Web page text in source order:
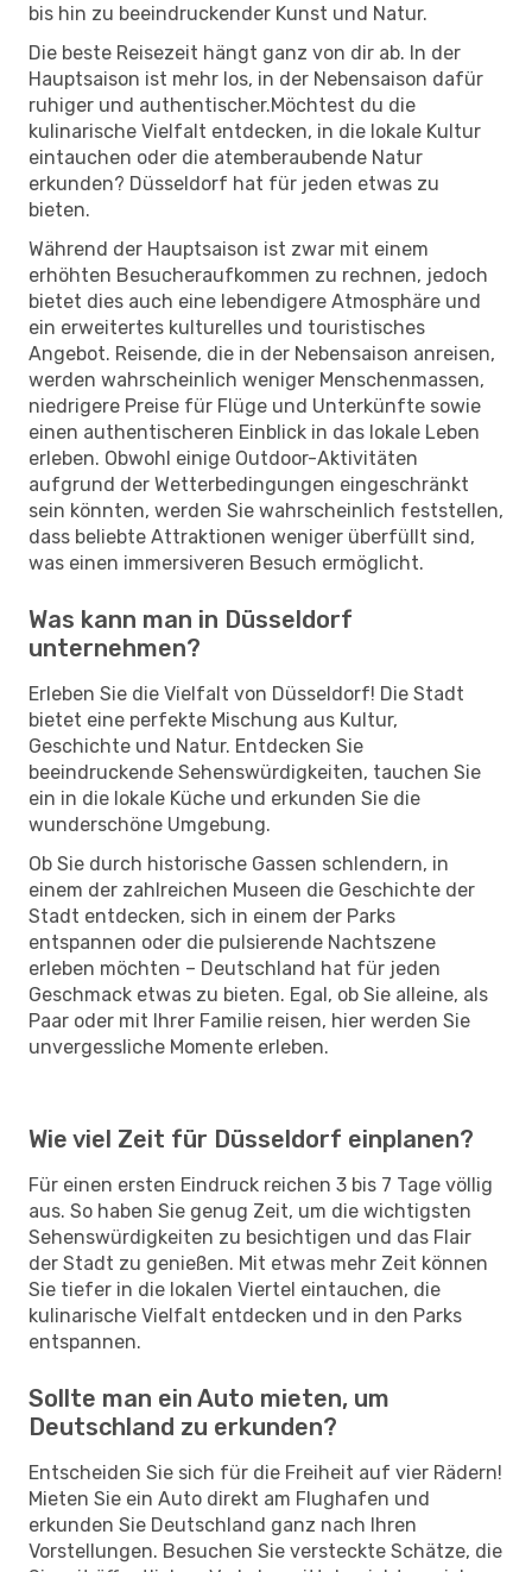
bis hin zu beeindruckender Kunst und Natur.
Die beste Reisezeit hängt ganz von dir ab. In der
Hauptsaison ist mehr los, in der Nebensaison dafür
ruhiger und authentischer.Möchtest du die
kulinarische Vielfalt entdecken, in die lokale Kultur
eintauchen oder die atemberaubende Natur
erkunden? Düsseldorf hat für jeden etwas zu
bieten.
Während der Hauptsaison ist zwar mit einem
erhöhten Besucheraufkommen zu rechnen, jedoch
bietet dies auch eine lebendigere Atmosphäre und
ein erweitertes kulturelles und touristisches
Angebot. Reisende, die in der Nebensaison anreisen,
werden wahrscheinlich weniger Menschenmassen,
niedrigere Preise für Flüge und Unterkünfte sowie
einen authentischeren Einblick in das lokale Leben
erleben. Obwohl einige Outdoor-Aktivitäten
aufgrund der Wetterbedingungen eingeschränkt
sein könnten, werden Sie wahrscheinlich feststellen,
dass beliebte Attraktionen weniger überfüllt sind,
was einen immersiveren Besuch ermöglicht.
Was kann man in Düsseldorf
unternehmen?
Erleben Sie die Vielfalt von Düsseldorf! Die Stadt
bietet eine perfekte Mischung aus Kultur,
Geschichte und Natur. Entdecken Sie
beeindruckende Sehenswürdigkeiten, tauchen Sie
ein in die lokale Küche und erkunden Sie die
wunderschöne Umgebung.
Ob Sie durch historische Gassen schlendern, in
einem der zahlreichen Museen die Geschichte der
Stadt entdecken, sich in einem der Parks
entspannen oder die pulsierende Nachtszene
erleben möchten – Deutschland hat für jeden
Geschmack etwas zu bieten. Egal, ob Sie alleine, als
Paar oder mit Ihrer Familie reisen, hier werden Sie
unvergessliche Momente erleben.
Wie viel Zeit für Düsseldorf einplanen?
Für einen ersten Eindruck reichen 3 bis 7 Tage völlig
aus. So haben Sie genug Zeit, um die wichtigsten
Sehenswürdigkeiten zu besichtigen und das Flair
der Stadt zu genießen. Mit etwas mehr Zeit können
Sie tiefer in die lokalen Viertel eintauchen, die
kulinarische Vielfalt entdecken und in den Parks
entspannen.
Sollte man ein Auto mieten, um
Deutschland zu erkunden?
Entscheiden Sie sich für die Freiheit auf vier Rädern!
Mieten Sie ein Auto direkt am Flughafen und
erkunden Sie Deutschland ganz nach Ihren
Vorstellungen. Besuchen Sie versteckte Schätze, die